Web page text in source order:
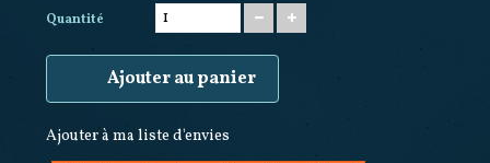
Quantité
Ajouter au panier
Ajouter à ma liste d'envies